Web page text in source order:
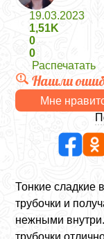
19.03.2023
1,51K
0
0
Распечатать
Нашли
Мне
Тонкие сладкие
трубочки и
нежными
трубочки